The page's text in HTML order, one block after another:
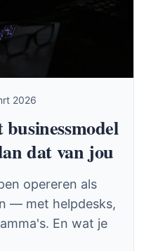
2026
dat van jou
opereren als
— met helpdesks,
En wat je